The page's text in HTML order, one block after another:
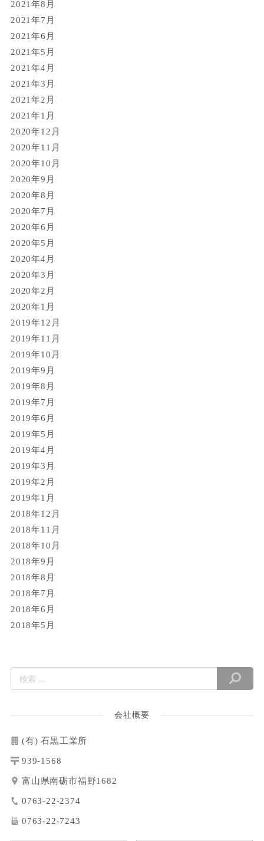
2021年8月
2021年7月
2021年6月
2021年5月
2021年4月
2021年3月
2021年2月
2021年1月
2020年12月
2020年11月
2020年10月
2020年9月
2020年8月
2020年7月
2020年6月
2020年5月
2020年4月
2020年3月
2020年2月
2020年1月
2019年12月
2019年11月
2019年10月
2019年9月
2019年8月
2019年7月
2019年6月
2019年5月
2019年4月
2019年3月
2019年2月
2019年1月
2018年12月
2018年11月
2018年10月
2018年9月
2018年8月
2018年7月
2018年6月
2018年5月
会社概要
(有) 石黒工業所
939-1568
富山県南砺市福野1682
0763-22-2374
0763-22-7243